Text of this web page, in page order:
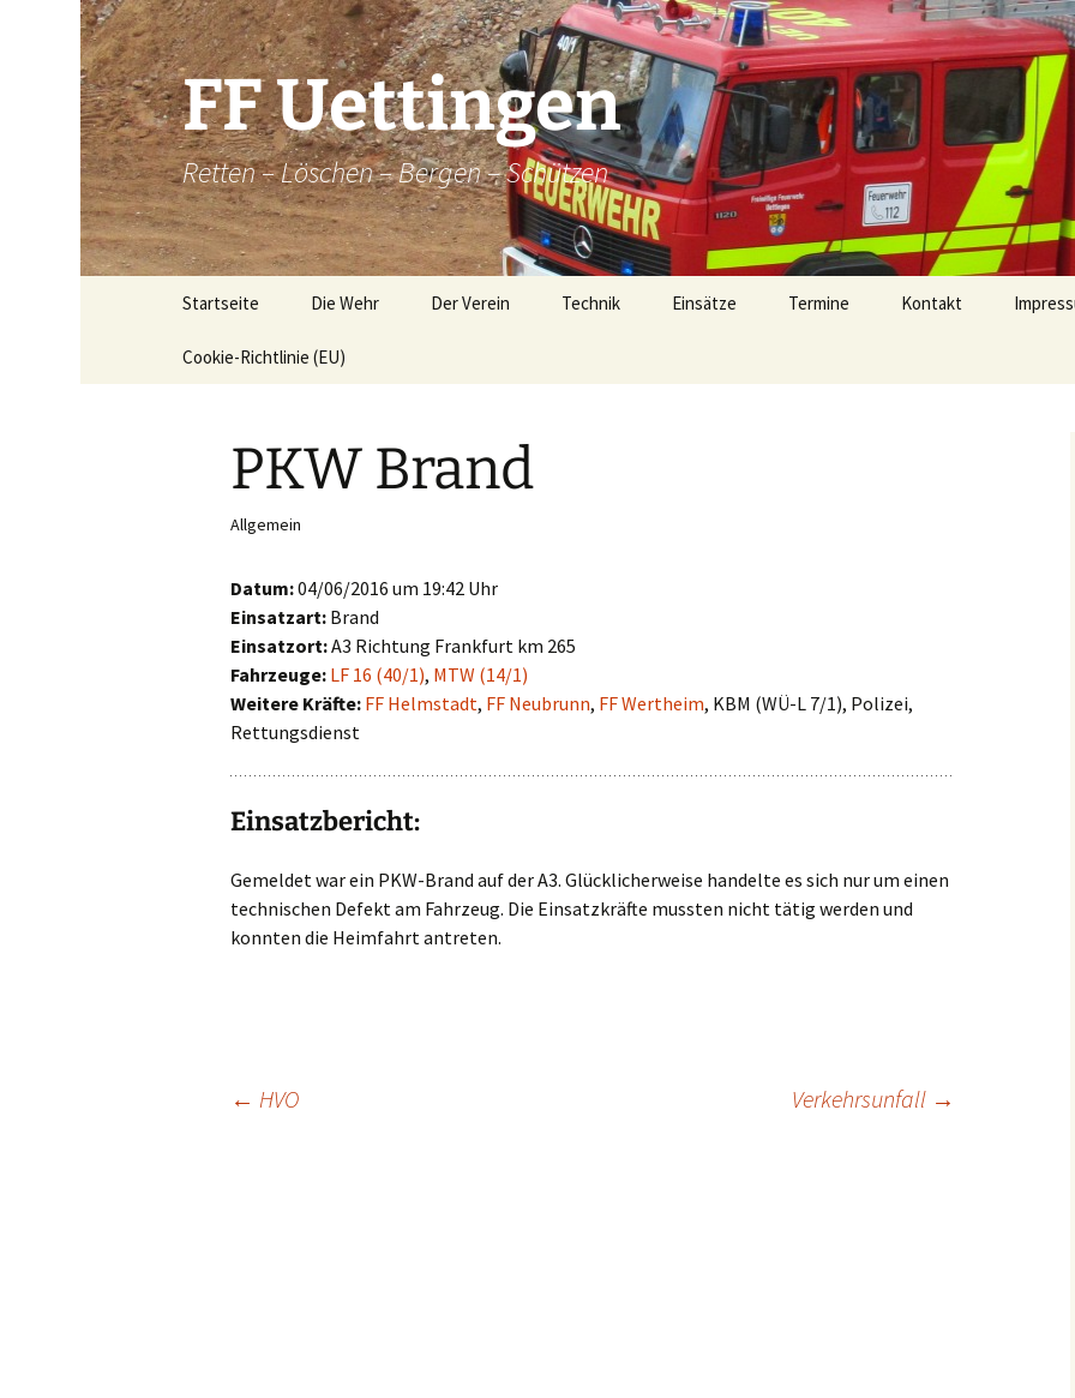
Zum
Inhalt
springen
FF Uettingen
Retten – Löschen – Bergen – Schützen
Startseite Die Wehr
Die Wehr
Atemschutz
Jugendfeuerwehr
Kinderfeuerwehr
Nachwuchs gesucht!
Der Verein
Historische
Brandkatatstrophen
Technik Einsätze
Einsätze 2016
Termine Kontakt
Cookie-Richtlinie (EU)
PKW Brand
Allgemein
Datum:04/06/2016 um 19:42 Uhr
Einsatzart: Brand
Einsatzort:A3 Richtung Frankfurt km 265
Fahrzeuge: LF 16 (40/1), MTW (14/1)
Weitere Kräfte: FF Helmstadt, FF Neubrunn, FF Wertheim, KBM (WÜ-L 7/1), Polizei,
Rettungsdienst
Einsatzbericht:
Gemeldet war ein PKW-Brand auf der A3. Glücklicherweise handelte es sich nur um einen
technischen Defekt am Fahrzeug. Die Einsatzkräfte mussten nicht tätig werden und
konnten die Heimfahrt antreten.
Beitragsnavigation
← HVO Verkehrsunfall →